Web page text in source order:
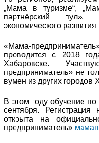
„Мама в туризме“,
партнёрский пул»,
экономического
«Мама-
проводится с 2018
Хабаровске.
предприниматель» не
вумен из других городов
В этом году обучение
сентября.
открыта на
предприниматель»